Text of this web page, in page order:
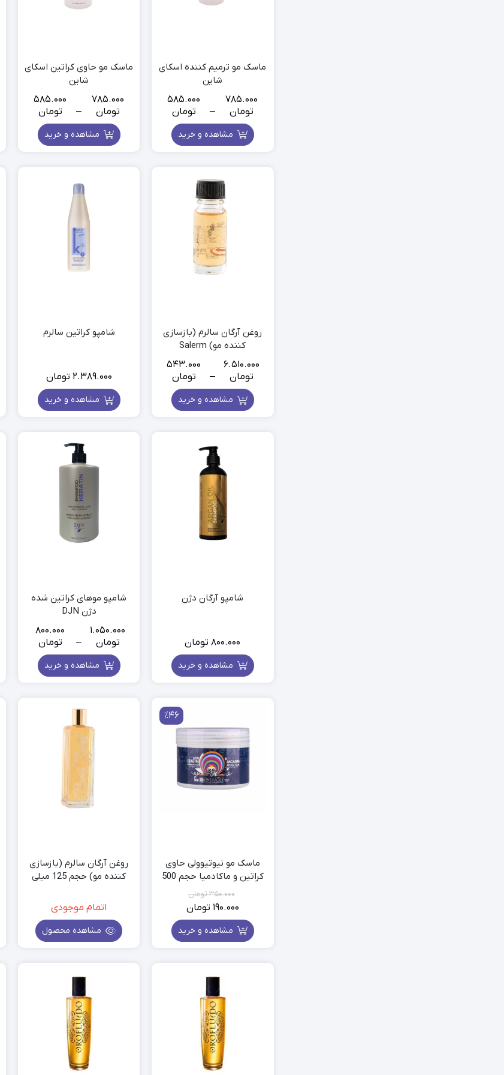
ماسک مو ترمیم کننده اسکای
شاین
785.000
تومان
–
585.000
تومان
Price
range:
585.000
785.000
تومان
مشاهده و خرید
ماسک مو حاوی کراتین اسکای
شاین
785.000
تومان
–
585.000
تومان
Price
range:
585.000
785.000
تومان
مشاهده و خرید
روغن آرگان سالرم (بازسازی
کننده مو) Salerm
6.510.000
تومان
–
543.000
تومان
Price
range:
543.000
6.510.000
تومان
مشاهده و خرید
شامپو کراتین سالرم
2.389.000 تومان
مشاهده و خرید
شامپو آرگان دژن
800.000 تومان
مشاهده و خرید
شامپو موهای کراتین شده
دژن DJN
1.050.000
تومان
–
800.000
تومان
Price
range:
800.000
1.050.000
تومان
مشاهده و خرید
٪46
ماسک مو نیوتیوولی حاوی
کراتین و ماکادمیا حجم 500
میلی لیتر
350.000تومان
قیمت
اصلی:
350.000
190.000 تومان
قیمت
فعلی:
190.000
مشاهده و خرید
روغن آرگان سالرم (بازسازی
کننده مو) حجم 125 میلی
اتمام موجودی
مشاهده محصول